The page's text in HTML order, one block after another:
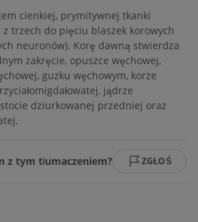
cienkiej, prymitywnej tkanki
z trzech do pięciu blaszek korowych
neuronów). Korę dawną stwierdza
zakręcie, opuszce węchowej,
guzku węchowym, korze
jądrze
dziurkowanej przedniej oraz
z tym tłumaczeniem? ZGŁOŚ